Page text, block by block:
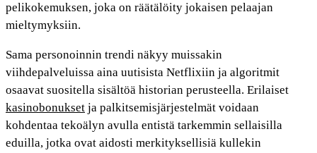
pelikokemuksen, joka on räätälöity jokaisen pelaajan
mieltymyksiin.
Sama personoinnin trendi näkyy muissakin
viihdepalveluissa aina uutisista Netflixiin ja algoritmit
osaavat suositella sisältöä historian perusteella. Erilaiset
kasinobonukset ja palkitsemisjärjestelmät voidaan
kohdentaa tekoälyn avulla entistä tarkemmin sellaisilla
eduilla, jotka ovat aidosti merkityksellisiä kullekin